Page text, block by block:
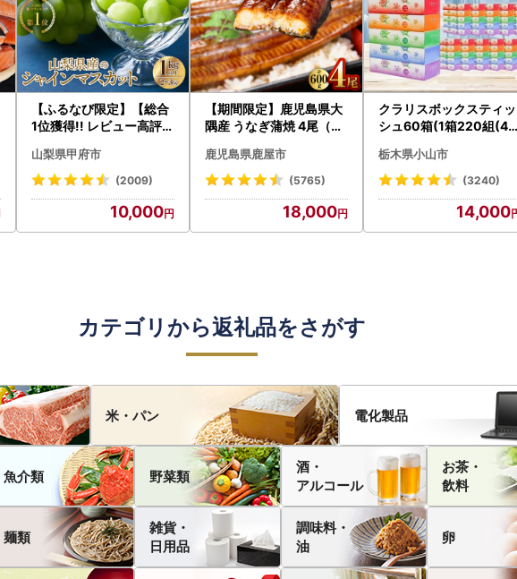
【ふるなび限定】【総合
1位獲得!! レビュー高評価
〉山梨県産 シャインマス
カット 2～3房（1.0kg以
N-Limited-SP
山梨県甲府市
(2009)
10,000
【期間限定】鹿児島県大
隅産 うなぎ蒲焼 4尾（60
cp18 うなぎ 鰻 魚 惣菜 総
菜
鹿児島県鹿屋市
(5765)
18,000
クラリスボックスティッ
シュ60箱(1箱220組(44
ト)【配送不可地域：離島
・沖縄県】【1256759】
栃木県小山市
(3240)
14,000
カテゴリから返礼品をさがす
米・パン 電化製品
魚介類 野菜類
酒・
アルコール
お茶・
飲料
麺類
雑貨・
日用品
調味料・
油
卵